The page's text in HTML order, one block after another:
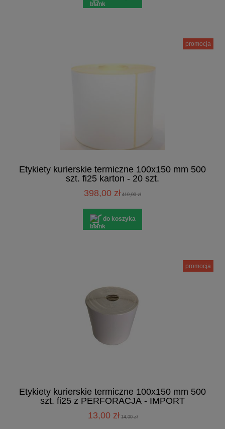
Etykiety kurierskie termiczne 100x150 mm 500
szt. fi25 karton - 20 szt.
398,00 zł 410,00 zł
do koszyka
promocja
Etykiety kurierskie termiczne 100x150 mm 500
szt. fi25 z PERFORACJĄ - IMPORT
13,00 zł 14,00 zł
promocja